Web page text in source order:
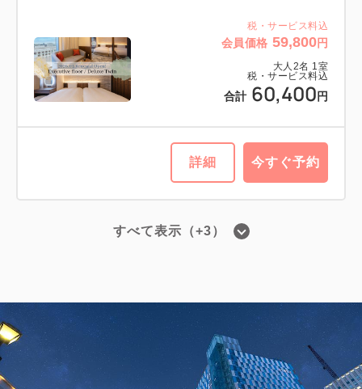
大人 2 名1 室
税・サービス料込
合計 42,214円
税・サービス料込
会員価格 59,800円
大人 2名 1室
税・サービス料込
合計 60,400 円
詳細 今すぐ予約
シングルサイズ / 幅90-130cm×2
Wi-Fiあり（無料）
すべて表示（+3）